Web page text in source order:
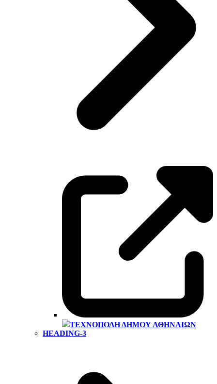
ΤΕΧΝΌΠΟΛΗ ΔΉΜΟΥ ΑΘΗΝΑΊΩΝ
HEADING-3